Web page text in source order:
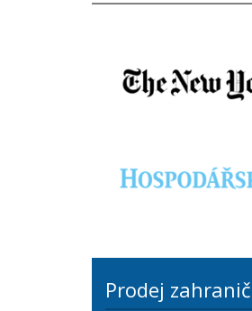
Prodej